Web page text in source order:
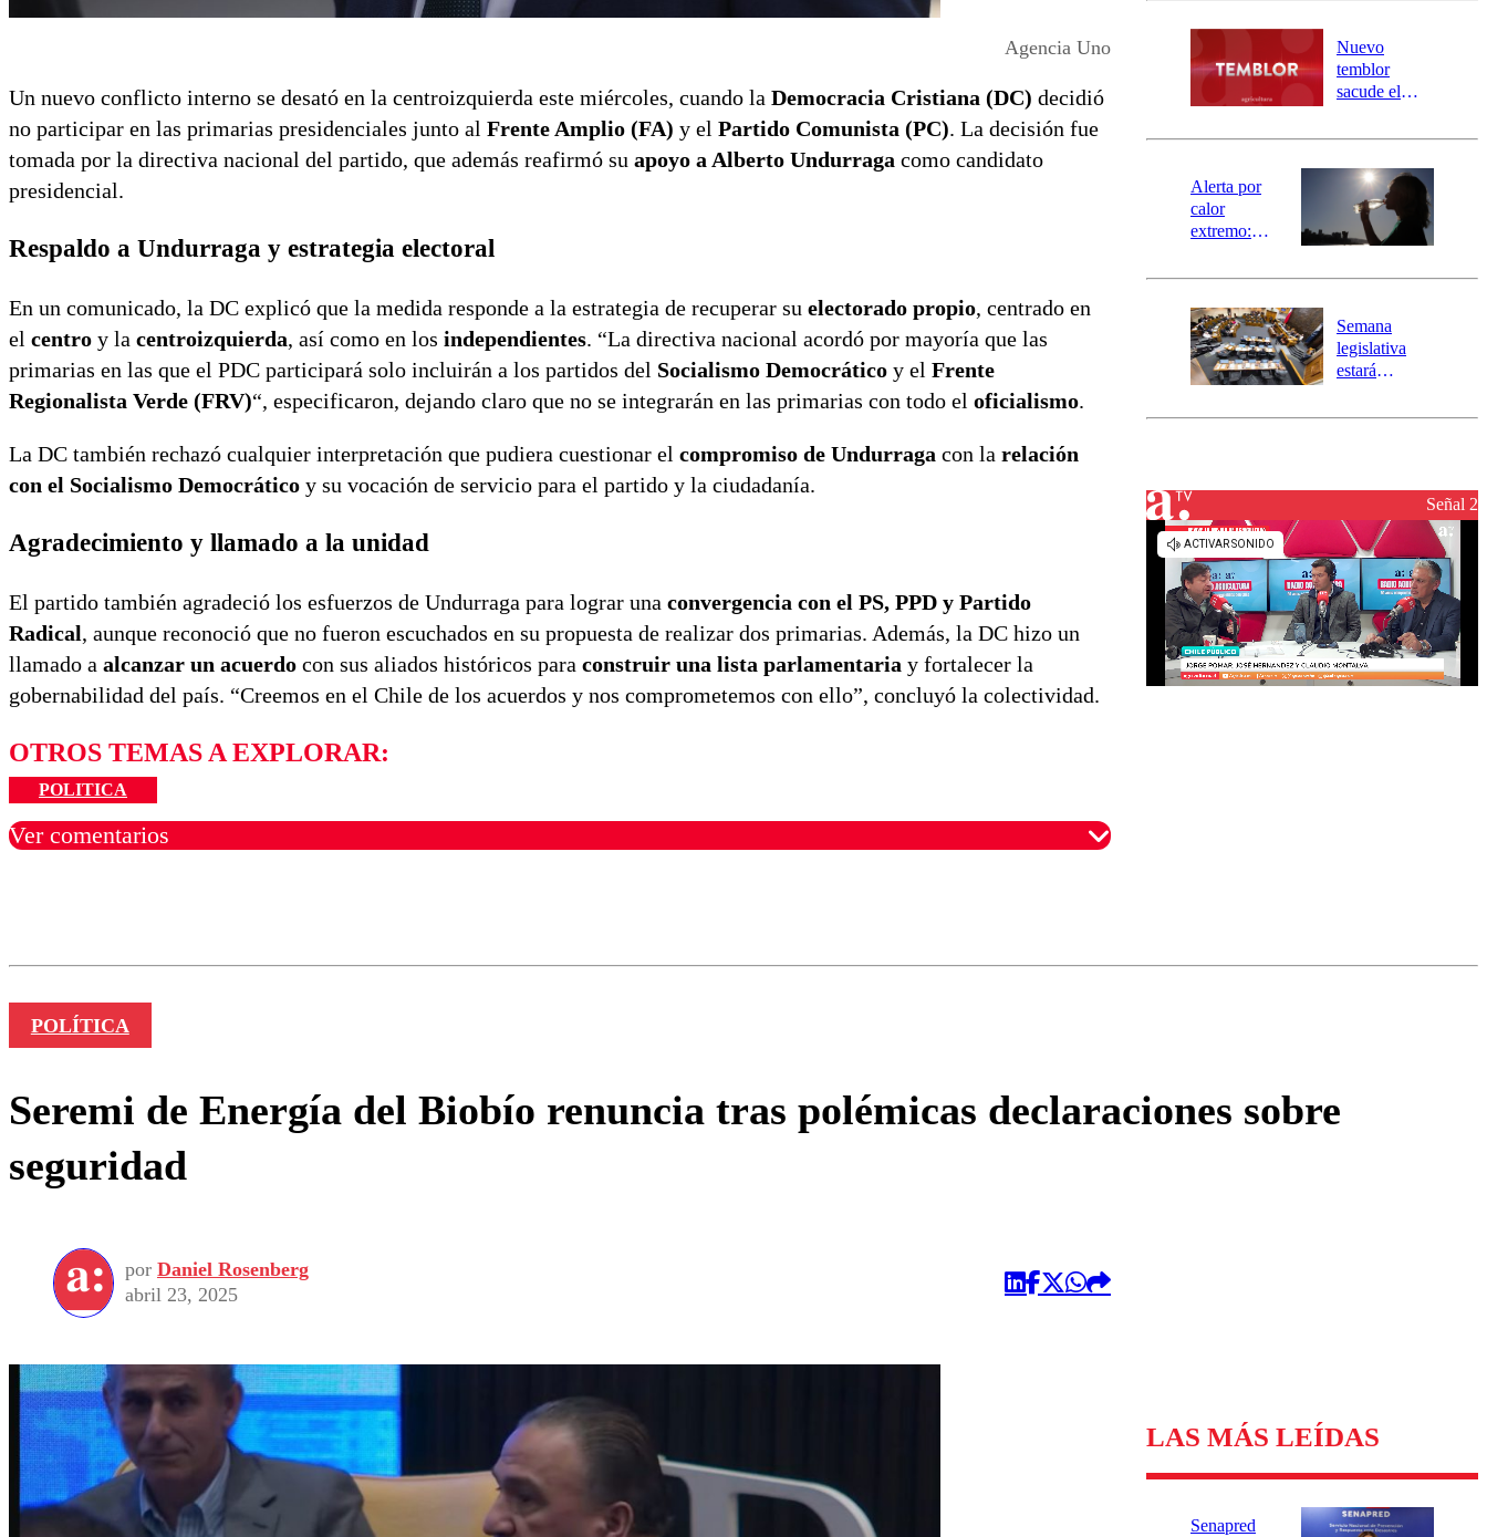
Agencia Uno
Un nuevo conflicto interno se desató en la centroizquierda este miércoles, cuando la Democracia Cristiana (DC) decidió
no participar en las primarias presidenciales junto al Frente Amplio (FA) y el Partido Comunista (PC). La decisión fue
tomada por la directiva nacional del partido, que además reafirmó su apoyo a Alberto Undurraga como candidato
presidencial.
Respaldo a Undurraga y estrategia electoral
En un comunicado, la DC explicó que la medida responde a la estrategia de recuperar su electorado propio, centrado en
el centro y la centroizquierda, así como en los independientes. “La directiva nacional acordó por mayoría que las
primarias en las que el PDC participará solo incluirán a los partidos del Socialismo Democrático y el Frente
Regionalista Verde (FRV)“, especificaron, dejando claro que no se integrarán en las primarias con todo el oficialismo.
La DC también rechazó cualquier interpretación que pudiera cuestionar el compromiso de Undurraga con la relación
con el Socialismo Democrático y su vocación de servicio para el partido y la ciudadanía.
Agradecimiento y llamado a la unidad
El partido también agradeció los esfuerzos de Undurraga para lograr una convergencia con el PS, PPD y Partido
Radical, aunque reconoció que no fueron escuchados en su propuesta de realizar dos primarias. Además, la DC hizo un
llamado a alcanzar un acuerdo con sus aliados históricos para construir una lista parlamentaria y fortalecer la
gobernabilidad del país. “Creemos en el Chile de los acuerdos y nos comprometemos con ello”, concluyó la colectividad.
OTROS TEMAS A EXPLORAR:
POLITICA
Ver comentarios
río Damas:
activa
mensajería
SAE
Nuevo
temblor
sacude el
revisa la
epicentro
Alerta por
calor
extremo:
activa Alerta
Preventiva en
tres comunas
Semana
legislativa
estará
el fin de la
reconstrucciónSeñal 2
POLÍTICA
Seremi de Energía del Biobío renuncia tras polémicas declaraciones sobre
seguridad
por Daniel Rosenberg
abril 23, 2025
LAS MÁS LEÍDAS
Senapred